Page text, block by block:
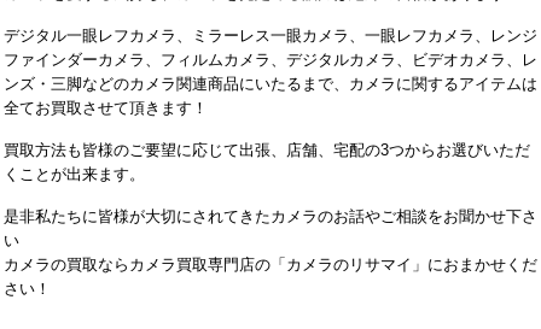
デジタル一眼レフカメラ、ミラーレス一眼カメラ、一眼レフカメラ、レンジ
ファインダーカメラ、フィルムカメラ、デジタルカメラ、ビデオカメラ、レ
ンズ・三脚などのカメラ関連商品にいたるまで、カメラに関するアイテムは
全てお買取させて頂きます！
買取方法も皆様のご要望に応じて出張、店舗、宅配の3つからお選びいただ
くことが出来ます。
是非私たちに皆様が大切にされてきたカメラのお話やご相談をお聞かせ下さ
い
カメラの買取ならカメラ買取専門店の「カメラのリサマイ」におまかせくだ
さい！